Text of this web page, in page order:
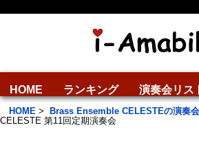
HOME ランキング 演奏会リス
HOME > Brass Ensemble CELESTEの演奏
CELESTE 第11回定期演奏会